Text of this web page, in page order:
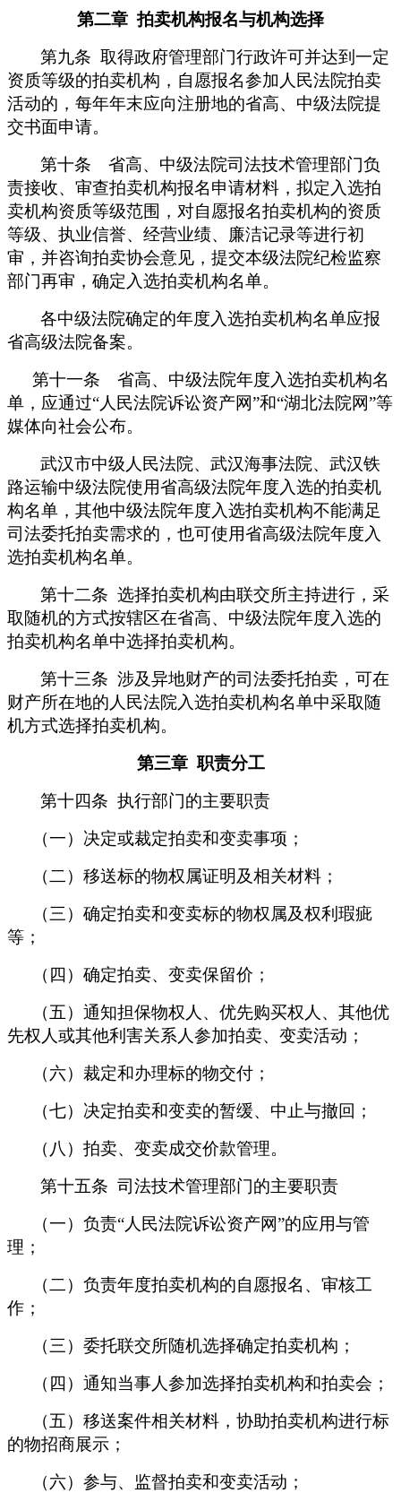
第二章 拍卖机构报名与机构选择
第九条 取得政府管理部门行政许可并达到一定
资质等级的拍卖机构，自愿报名参加人民法院拍卖
活动的，每年年末应向注册地的省高、中级法院提
交书面申请。
第十条 省高、中级法院司法技术管理部门负
责接收、审查拍卖机构报名申请材料，拟定入选拍
卖机构资质等级范围，对自愿报名拍卖机构的资质
等级、执业信誉、经营业绩、廉洁记录等进行初
审，并咨询拍卖协会意见，提交本级法院纪检监察
部门再审，确定入选拍卖机构名单。
各中级法院确定的年度入选拍卖机构名单应报
省高级法院备案。
第十一条 省高、中级法院年度入选拍卖机构名
单，应通过“人民法院诉讼资产网”和“湖北法院网”等
媒体向社会公布。
武汉市中级人民法院、武汉海事法院、武汉铁
路运输中级法院使用省高级法院年度入选的拍卖机
构名单，其他中级法院年度入选拍卖机构不能满足
司法委托拍卖需求的，也可使用省高级法院年度入
选拍卖机构名单。
第十二条 选择拍卖机构由联交所主持进行，采
取随机的方式按辖区在省高、中级法院年度入选的
拍卖机构名单中选择拍卖机构。
第十三条 涉及异地财产的司法委托拍卖，可在
财产所在地的人民法院入选拍卖机构名单中采取随
机方式选择拍卖机构。
第三章 职责分工
第十四条 执行部门的主要职责
（一）决定或裁定拍卖和变卖事项；
（二）移送标的物权属证明及相关材料；
（三）确定拍卖和变卖标的物权属及权利瑕疵
等；
（四）确定拍卖、变卖保留价；
（五）通知担保物权人、优先购买权人、其他优
先权人或其他利害关系人参加拍卖、变卖活动；
（六）裁定和办理标的物交付；
（七）决定拍卖和变卖的暂缓、中止与撤回；
（八）拍卖、变卖成交价款管理。
第十五条 司法技术管理部门的主要职责
（一）负责“人民法院诉讼资产网”的应用与管
理；
（二）负责年度拍卖机构的自愿报名、审核工
作；
（三）委托联交所随机选择确定拍卖机构；
（四）通知当事人参加选择拍卖机构和拍卖会；
（五）移送案件相关材料，协助拍卖机构进行标
的物招商展示；
（六）参与、监督拍卖和变卖活动；